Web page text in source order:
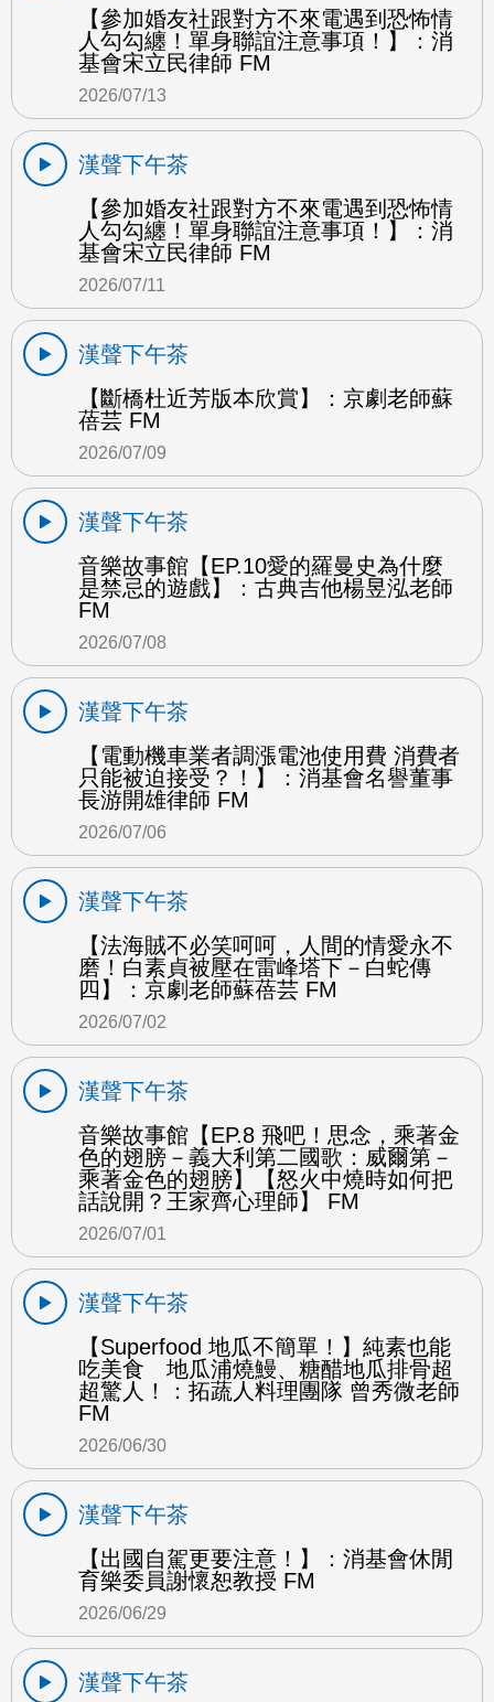
【參加婚友社跟對方不來電遇到恐怖情
人勾勾纏！單身聯誼注意事項！】：消
基會宋立民律師 FM
2026/07/13
漢聲下午茶
【參加婚友社跟對方不來電遇到恐怖情
人勾勾纏！單身聯誼注意事項！】：消
基會宋立民律師 FM
2026/07/11
漢聲下午茶
【斷橋杜近芳版本欣賞】：京劇老師蘇
蓓芸 FM
2026/07/09
漢聲下午茶
音樂故事館【EP.10愛的羅曼史為什麼
是禁忌的遊戲】：古典吉他楊昱泓老師
FM
2026/07/08
漢聲下午茶
【電動機車業者調漲電池使用費 消費者
只能被迫接受？！】：消基會名譽董事
長游開雄律師 FM
2026/07/06
漢聲下午茶
【法海賊不必笑呵呵，人間的情愛永不
磨！白素貞被壓在雷峰塔下－白蛇傳
四】：京劇老師蘇蓓芸 FM
2026/07/02
漢聲下午茶
音樂故事館【EP.8 飛吧！思念，乘著金
色的翅膀－義大利第二國歌：威爾第－
乘著金色的翅膀】【怒火中燒時如何把
話說開？王家齊心理師】 FM
2026/07/01
漢聲下午茶
【Superfood 地瓜不簡單！】純素也能
吃美食 地瓜浦燒鰻、糖醋地瓜排骨超
超驚人！：拓蔬人料理團隊 曾秀微老師
FM
2026/06/30
漢聲下午茶
【出國自駕更要注意！】：消基會休閒
育樂委員謝懷恕教授 FM
2026/06/29
漢聲下午茶